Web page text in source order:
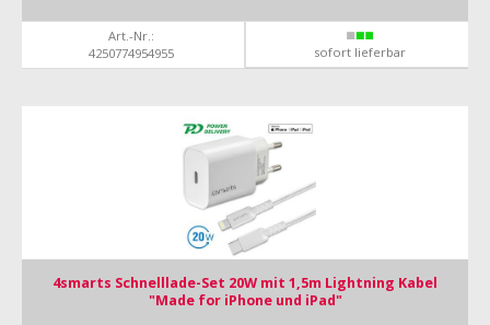
Art.-Nr.:
4250774954955
sofort lieferbar
4smarts Schnelllade-Set 20W mit 1,5m Lightning Kabel
"Made for iPhone und iPad"